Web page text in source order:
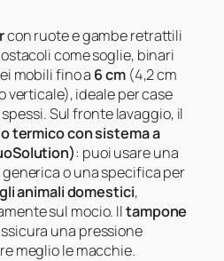
con ruote e gambe retrattili
come soglie, binari
mobili fino a 6 cm(4,2 cm
verticale), ideale per case
Sul fronte lavaggio, il
termico con sistema a
: puoi usare una
o una specifica per
animali domestici,
sul mocio. Iltampone
una pressione
meglio le macchie.